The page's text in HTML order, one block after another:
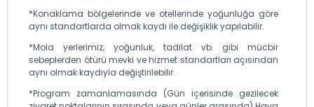
*Konaklama bölgelerinde ve otellerinde yoğunluğa göre
aynı standartlarda olmak kaydı ile değişiklik yapılabilir.
*Mola yerlerimiz; yoğunluk, tadilat vb. gibi mücbir
sebeplerden ötürü mevki ve hizmet standartları açısından
aynı olmak kaydıyla değiştirilebilir.
*Program zamanlamasında (Gün içerisinde gezilecek